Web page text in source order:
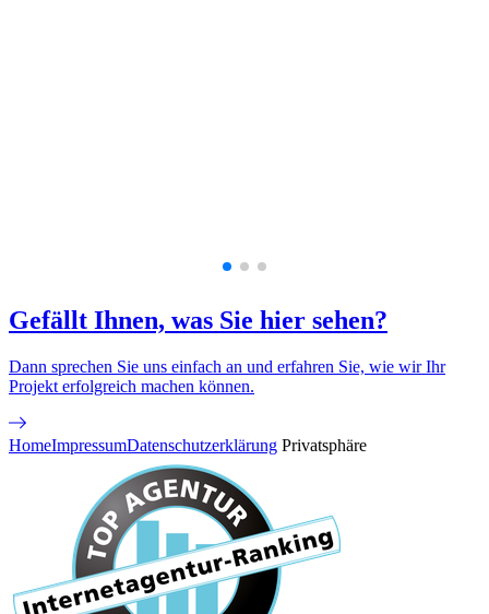
Gefällt Ihnen, was Sie hier sehen?
Dann sprechen Sie uns einfach an und erfahren Sie, wie wir Ihr
Projekt erfolgreich machen können.
HomeImpressumDatenschutzerklärung Privatsphäre